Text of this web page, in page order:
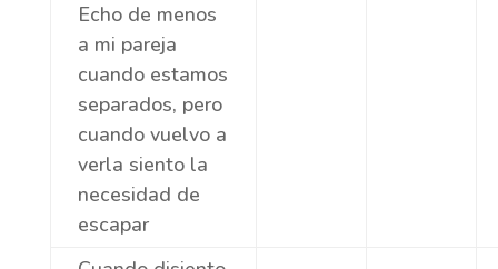
Echo de menos
a mi pareja
cuando estamos
separados, pero
cuando vuelvo a
verla siento la
necesidad de
escapar